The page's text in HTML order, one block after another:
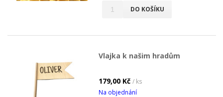
DO KOŠÍKU
Vlajka k našim hradům
179,00 Kč / ks
Na objednání